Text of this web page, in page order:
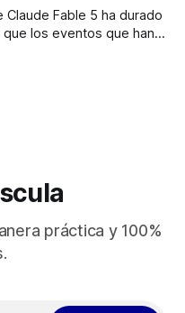
Fable 5 ha durado
los eventos que han
y la salida a bolsa de
práctica y 100%